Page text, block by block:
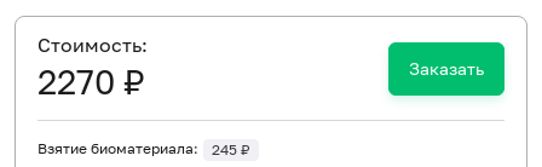
Cтоимость:
2270 ₽ Заказать
Взятие биоматериала: 245 ₽